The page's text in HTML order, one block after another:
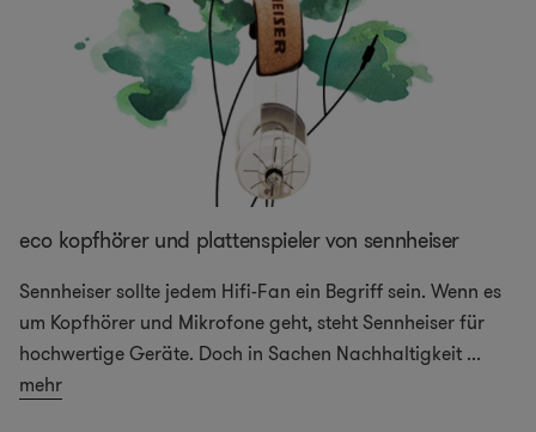
eco kopfhörer und plattenspieler von sennheiser
Sennheiser sollte jedem Hifi-Fan ein Begriff sein. Wenn es
um Kopfhörer und Mikrofone geht, steht Sennheiser für
hochwertige Geräte. Doch in Sachen Nachhaltigkeit ...
mehr